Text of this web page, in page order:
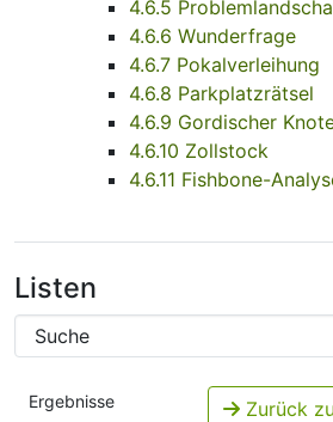
4.6.5
4.6.6 Wunderfrage
4.6.7 Pokalverleihung
4.6.8 Parkplatzrätsel
4.6.9 Gordischer
4.6.10 Zollstock
4.6.11 Fishbone-
Listen
Ergebnisse Zurück